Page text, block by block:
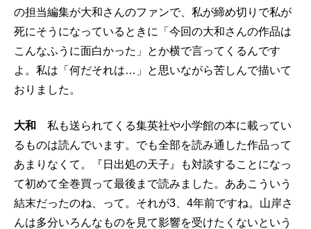
の担当編集が大和さんのファンで、私が締め切りで私が
死にそうになっているときに「今回の大和さんの作品は
こんなふうに面白かった」とか横で言ってくるんです
よ。私は「何だそれは…」と思いながら苦しんで描いて
おりました。
大和
私も送られてくる集英社や小学館の本に載ってい
るものは読んでいます。でも全部を読み通した作品って
あまりなくて。『日出処の天子』も対談することになっ
て初めて全巻買って最後まで読みました。ああこういう
結末だったのね、って。それが3、4年前ですね。山岸さ
んは多分いろんなものを見て影響を受けたくないという